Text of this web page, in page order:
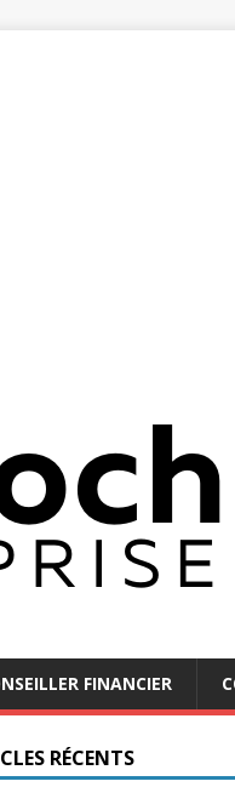
FINANCIER
RÉCENTS